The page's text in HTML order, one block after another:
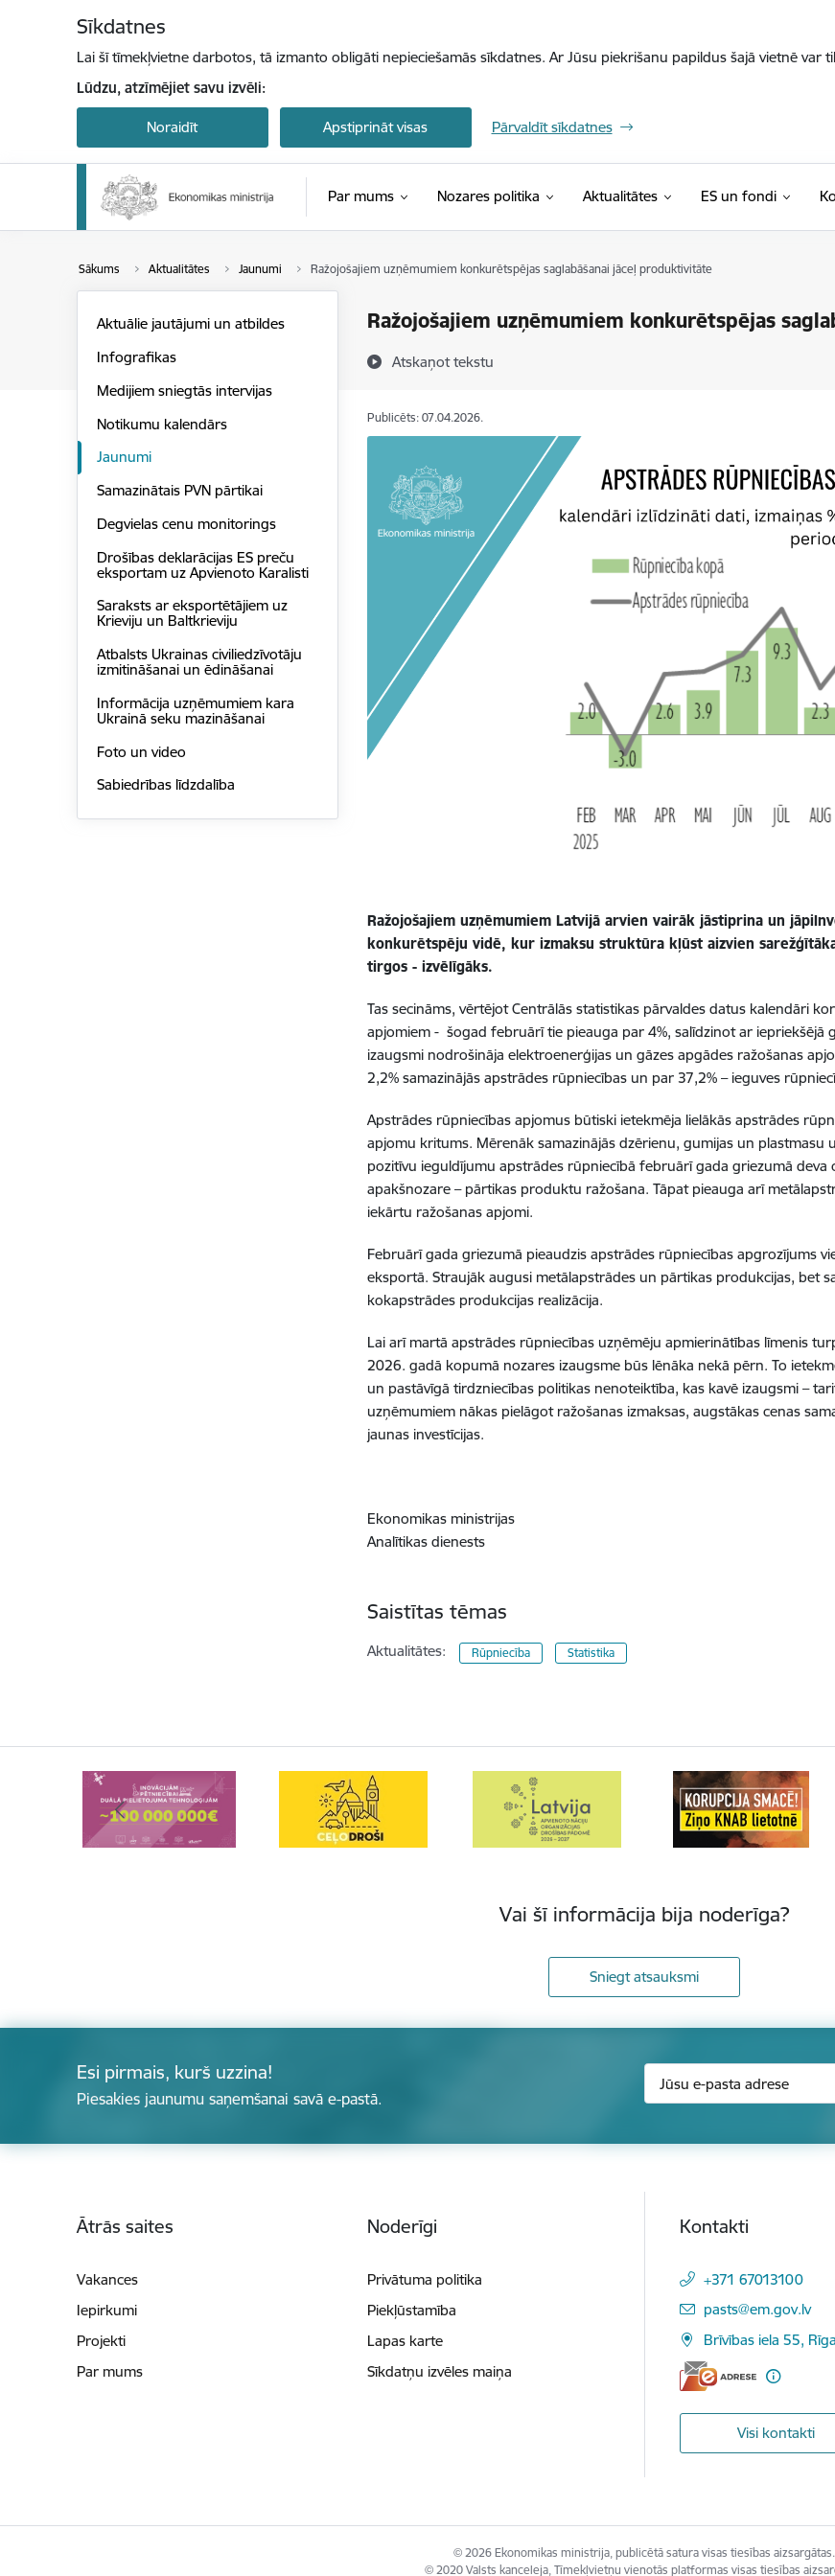
Sīkdatnes
Lai šī tīmekļvietne darbotos, tā izmanto obligāti nepieciešamās sīkdatnes. Ar Jūsu piekrišanu papildus šajā vietnē var
Lūdzu, atzīmējiet savu izvēli:
Noraidīt Apstiprināt visas Pārvaldīt sīkdatnes
Par mums Nozares politika Aktualitātes ES un fondi
Sākums Aktualitātes Jaunumi Ražojošajiem uzņēmumiem konkurētspējas saglabāšanai jāceļ produktivitāte
Ražojošajiem uzņēmumiem konkurētspējas
Atskaņot tekstu
Aktuālie jautājumi un atbildes
Infografikas
Medijiem sniegtās intervijas
Notikumu kalendārs
Jaunumi
Samazinātais PVN pārtikai
Degvielas cenu monitorings
Drošības deklarācijas ES preču
eksportam uz Apvienoto Karalisti
Saraksts ar eksportētājiem uz
Krieviju un Baltkrieviju
Atbalsts Ukrainas civiliedzīvotāju
izmitināšanai un ēdināšanai
Informācija uzņēmumiem kara
Ukrainā seku mazināšanai
Foto un video
Sabiedrības līdzdalība
Publicēts: 07.04.2026.
Ražojošajiem uzņēmumiem Latvijā arvien vairāk jāstiprina un
konkurētspēju vidē, kur izmaksu struktūra kļūst aizvien
tirgos - izvēlīgāks.
Tas secināms, vērtējot Centrālās statistikas pārvaldes datus kalendāri
apjomiem - šogad februārī tie pieauga par 4%, salīdzinot ar iepriekšējā
izaugsmi nodrošināja elektroenerģijas un gāzes apgādes ražošanas
2,2% samazinājās apstrādes rūpniecības un par 37,2% – ieguves
Apstrādes rūpniecības apjomus būtiski ietekmēja lielākās apstrādes
apjomu kritums. Mērenāk samazinājās dzērienu, gumijas un plastmasu
pozitīvu ieguldījumu apstrādes rūpniecībā februārī gada griezumā deva
apakšnozare – pārtikas produktu ražošana. Tāpat pieauga arī
iekārtu ražošanas apjomi.
Februārī gada griezumā pieaudzis apstrādes rūpniecības apgrozījums
eksportā. Straujāk augusi metālapstrādes un pārtikas produkcijas, bet
kokapstrādes produkcijas realizācija.
Lai arī martā apstrādes rūpniecības uzņēmēju apmierinātības līmenis
2026. gadā kopumā nozares izaugsme būs lēnāka nekā pērn. To
un pastāvīgā tirdzniecības politikas nenoteiktība, kas kavē izaugsmi –
uzņēmumiem nākas pielāgot ražošanas izmaksas, augstākas cenas
jaunas investīcijas.
Ekonomikas ministrijas
Analītikas dienests
Saistītas tēmas
Aktualitātes: Rūpniecība Statistika
Vai šī informācija bija noderīga?
Sniegt atsauksmi
Esi pirmais, kurš uzzina!
Piesakies jaunumu saņemšanai savā e-pastā.
Ātrās saites
Vakances
Iepirkumi
Projekti
Par mums
Noderīgi
Privātuma politika
Piekļūstamība
Lapas karte
Sīkdatņu izvēles maiņa
Kontakti
+371 67013100
E-pasts:
pasts@em.gov.lv
Brīvības iela 55,
Visi kontakti
© 2026 Ekonomikas ministrija, publicētā satura visas tiesības aizsargātas.
© 2020 Valsts kanceleja, Tīmekļvietņu vienotās platformas visas tiesības